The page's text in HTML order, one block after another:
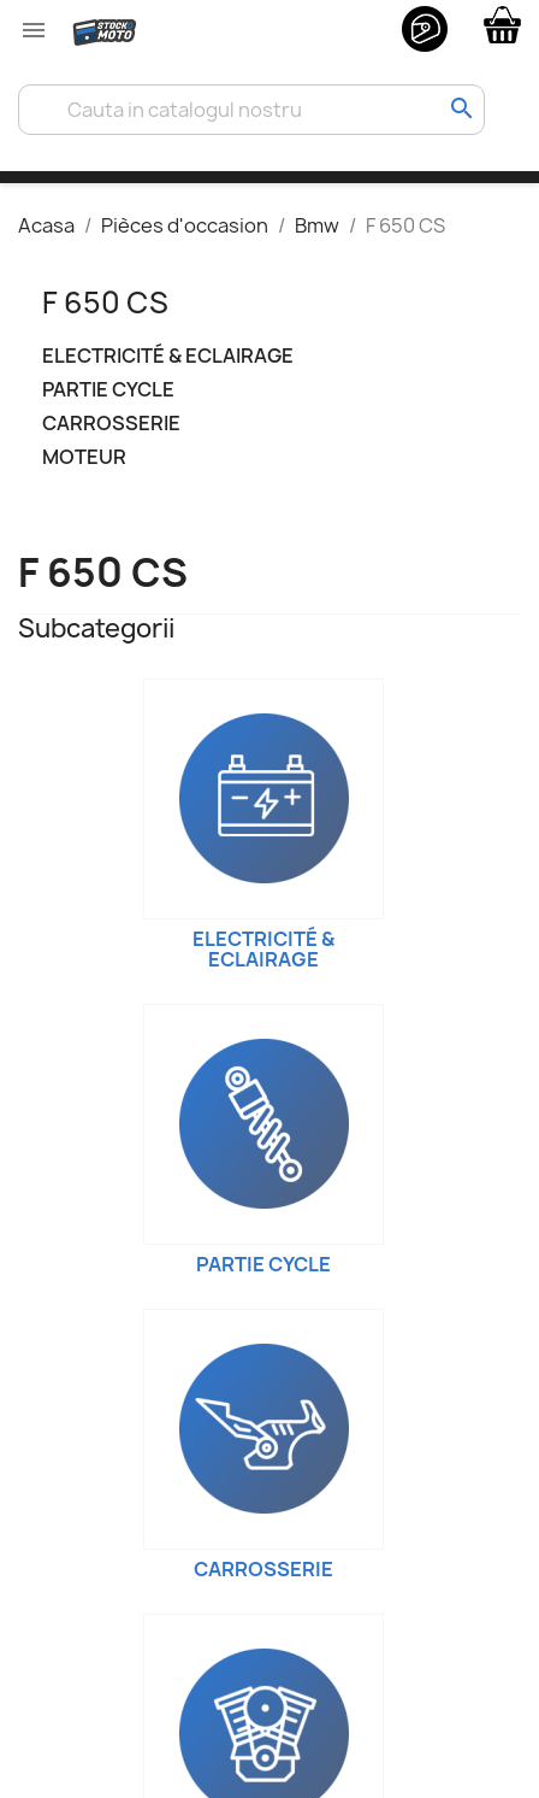

search
Acasa Pièces d'occasion Bmw F 650 CS
F 650 CS
ELECTRICITÉ & ECLAIRAGE
PARTIE CYCLE
CARROSSERIE
MOTEUR
F 650 CS
Subcategorii
ELECTRICITÉ &
ECLAIRAGE
PARTIE CYCLE
CARROSSERIE